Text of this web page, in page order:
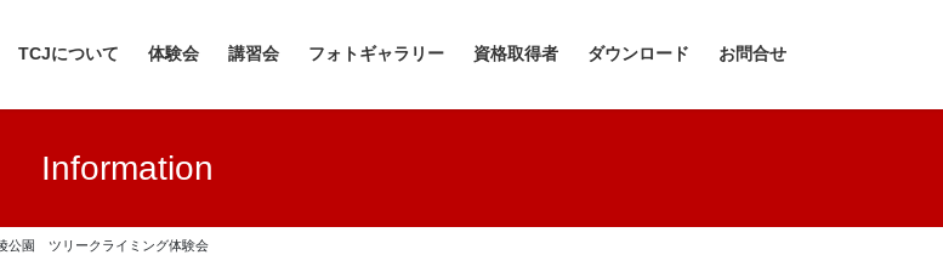
TCJについて 体験会 講習会 フォトギャラリー 資格取得者 ダウンロード お問合せ
Information
公園 ツリークライミング体験会